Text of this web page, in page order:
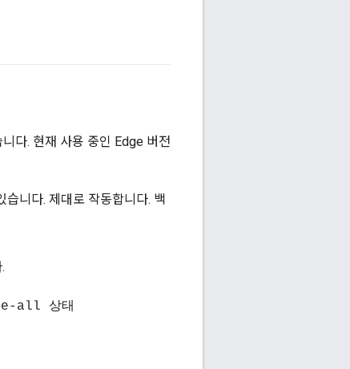
다. 현재 사용 중인 Edge 버전
니다. 제대로 작동합니다. 백
all 상태